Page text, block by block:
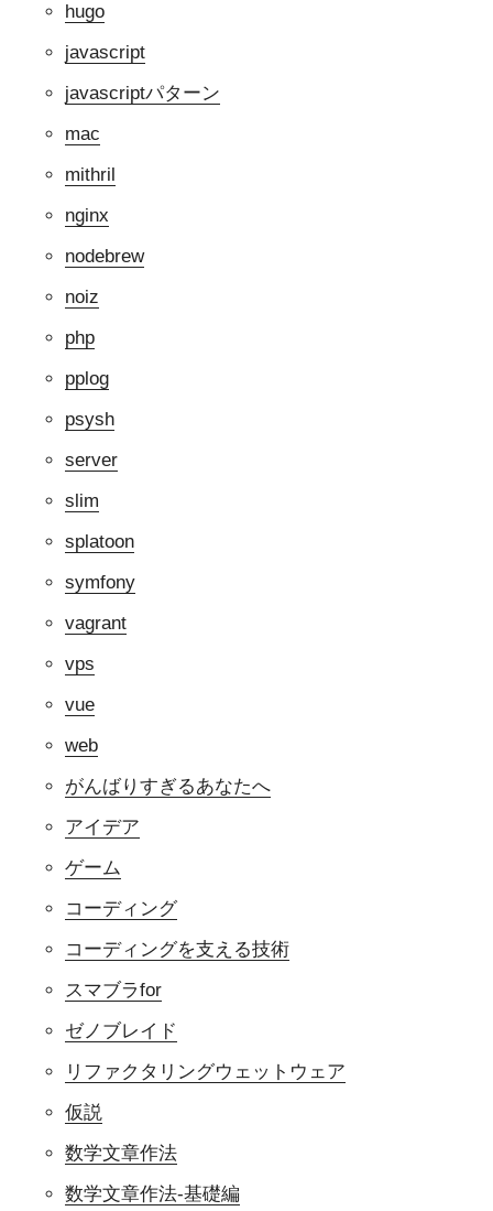
hugo
javascript
javascriptパターン
mac
mithril
nginx
nodebrew
noiz
php
pplog
psysh
server
slim
splatoon
symfony
vagrant
vps
vue
web
がんばりすぎるあなたへ
アイデア
ゲーム
コーディング
コーディングを支える技術
スマブラfor
ゼノブレイド
リファクタリングウェットウェア
仮説
数学文章作法
数学文章作法-基礎編